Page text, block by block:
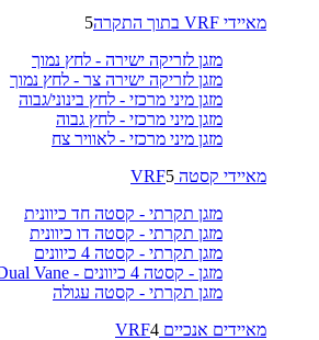
מאיידי VRF בתוך התקרה
5
מזגן לזריקה ישירה - לחץ נמוך
מזגן לזריקה ישירה צר - לחץ נמוך
מזגן מיני מרכזי - לחץ בינוני/גבוה
מזגן מיני מרכזי - לחץ גבוה
מזגן מיני מרכזי - לאוויר צח
מאיידי קסטה VRF 5
מזגן תקרתי - קסטה חד כיוונית
מזגן תקרתי - קסטה דו כיוונית
מזגן תקרתי - קסטה 4 כיוונים
מזגן - קסטה 4 כיוונים - Dual Vane
מזגן תקרתי - קסטה עגולה
מאיידים אנכיים VRF 4